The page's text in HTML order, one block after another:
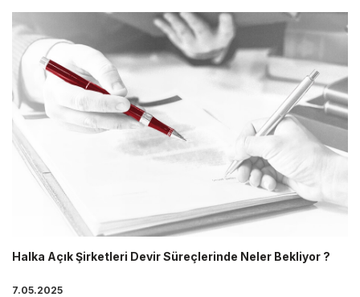
Halka Açık Şirketleri Devir Süreçlerinde Neler Bekliyor ?
7.05.2025